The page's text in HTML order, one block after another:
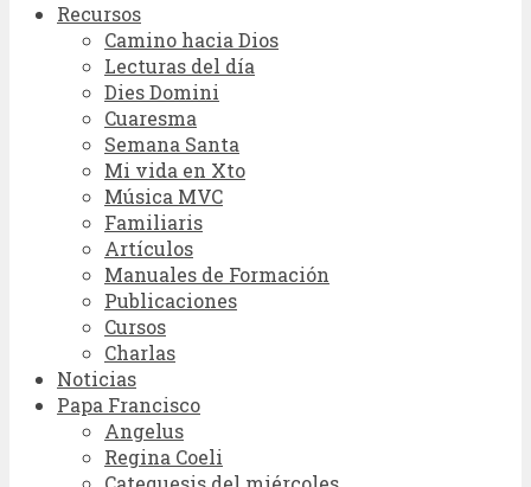
Recursos
Camino hacia Dios
Lecturas del día
Dies Domini
Cuaresma
Semana Santa
Mi vida en Xto
Música MVC
Familiaris
Artículos
Manuales de Formación
Publicaciones
Cursos
Charlas
Noticias
Papa Francisco
Angelus
Regina Coeli